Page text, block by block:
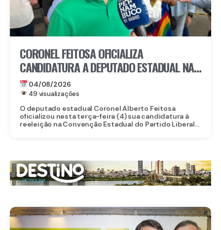
CORONEL FEITOSA OFICIALIZA
CANDIDATURA A DEPUTADO ESTADUAL NA
CONVENÇÃO DO PL PERNAMBUCO
04/08/2026
49 visualizações
O deputado estadual Coronel Alberto Feitosa
oficializou nesta terça-feira (4) sua candidatura à
reeleição na Convenção Estadual do Partido Liberal...